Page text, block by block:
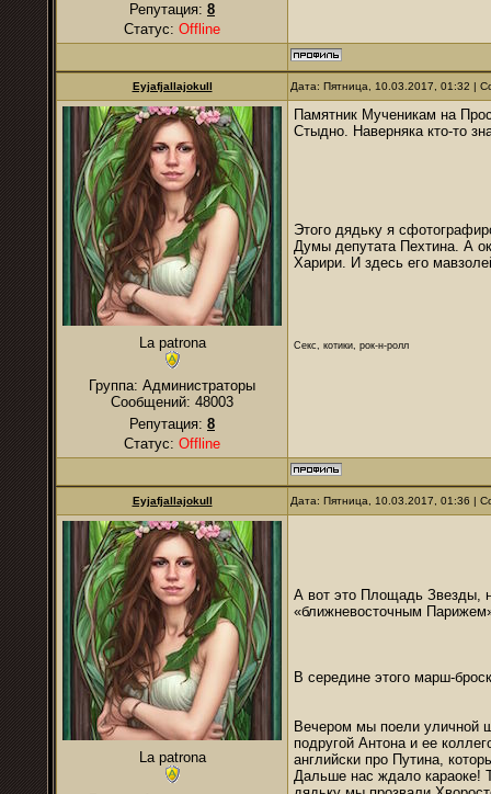
Репутация: 8
Статус: Offline
Eyjafjallajokull Дата: Пятница, 10.03.2017, 01:32 |
La patrona
Группа: Администраторы
Сообщений: 48003
Репутация: 8
Статус: Offline
Памятник Мученикам на
Стыдно. Наверняка кто-то
Этого дядьку я
Думы депутата Пехтина. А
Харири. И здесь его
Секс, котики, рок-н-ролл
Eyjafjallajokull Дата: Пятница, 10.03.2017, 01:36 |
La patrona
А вот это Площадь Звезды,
«ближневосточным
В середине этого марш-
Вечером мы поели уличной
подругой Антона и ее
английски про Путина,
Дальше нас ждало караоке!